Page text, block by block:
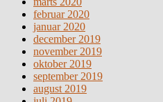
februar 2020
januar 2020
december 2019
november 2019
oktober 2019
september 2019
august 2019